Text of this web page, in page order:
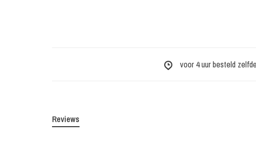
voor 4 uur besteld
Reviews